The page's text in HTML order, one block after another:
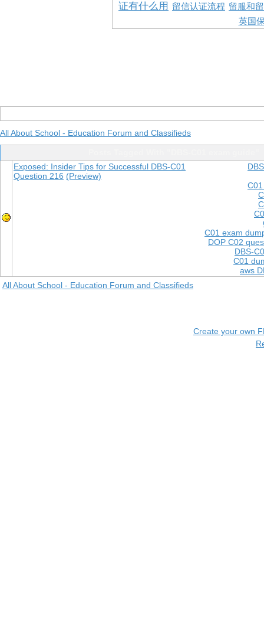
证有什么用 留信认证流程 留服和
英国
All About School - Education Forum and Classifieds
C01 exam
DOP C02
DBS-
C01
aws
Exposed: Insider Tips for Successful DBS-C01
Question 216 (Preview)
All About School - Education Forum and Classifieds
Create your own